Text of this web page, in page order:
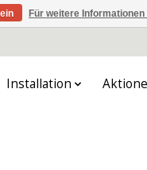
Installation
Für weitere